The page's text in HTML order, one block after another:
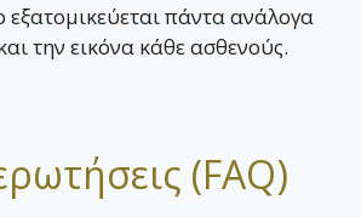
πάντα ανάλογα
την εικόνα κάθε ασθενούς.
(FAQ)